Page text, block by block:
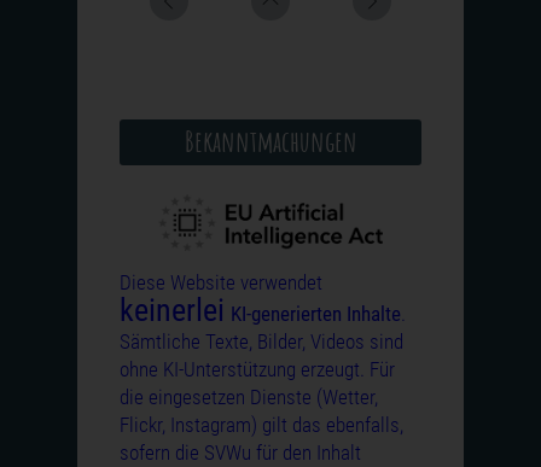
Bekanntmachungen
Diese Website verwendet
keinerlei KI-generierten Inhalte.
Sämtliche Texte, Bilder, Videos sind
ohne KI-Unterstützung erzeugt. Für
die eingesetzen Dienste (Wetter,
Flickr, Instagram) gilt das ebenfalls,
sofern die SVWu für den Inhalt